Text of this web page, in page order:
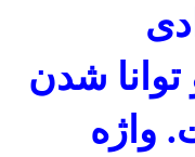
توانا شدن
. واژه